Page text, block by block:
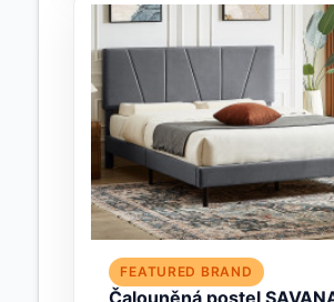
FEATURED BRAND
Čalouněná postel